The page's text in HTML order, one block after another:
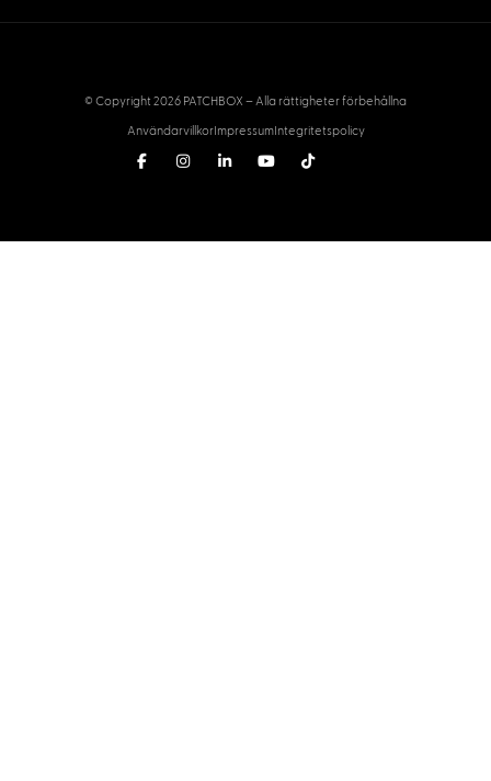
© Copyright 2026 PATCHBOX – Alla rättigheter förbehållna
AnvändarvillkorImpressumIntegritetspolicy